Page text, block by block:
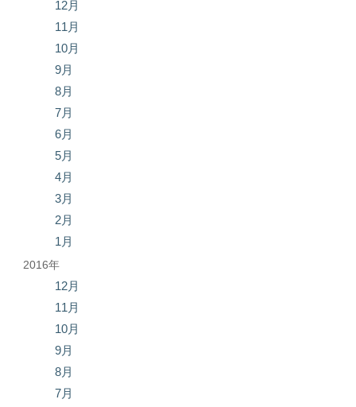
12月
11月
10月
9月
8月
7月
6月
5月
4月
3月
2月
1月
2016年
12月
11月
10月
9月
8月
7月